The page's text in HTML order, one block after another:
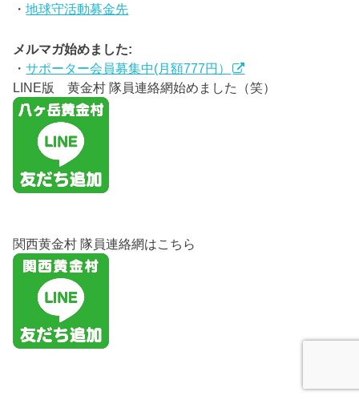
・地球守活動募金先
メルマガ始めました:
・サポーター会員募集中(月額777円）
LINE版 黄金村 隊員連絡網始めました（笑）
関西黄金村 隊員連絡網はこちら